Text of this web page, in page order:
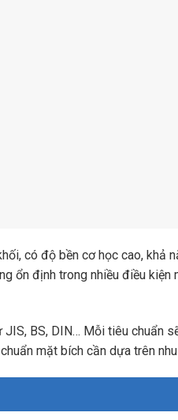
có độ bền cơ học cao, khả
ổn định trong nhiều điều kiện
BS, DIN… Mỗi tiêu chuẩn
mặt bích cần dựa trên